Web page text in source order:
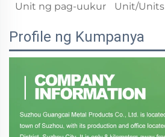
Unit ng pag-uukur
Unit/Units
Profile ng Kumpanya